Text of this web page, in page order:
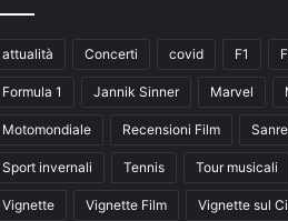
attualità Concerti covid F1
Formula 1 Jannik Sinner Marvel
Motomondiale Recensioni Film
Sport invernali Tennis Tour musicali
Vignette Vignette Film Vignette sul